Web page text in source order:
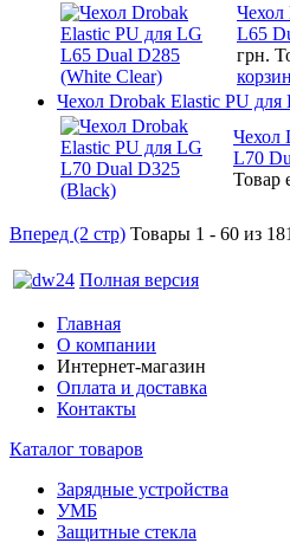
Чехол
L65
грн.
Чехол Drobak Elastic PU
Чехол
L70
Товар
Вперед (2 стр) Товары 1 - 60 из 181
Полная версия
Главная
О компании
Интернет-магазин
Оплата и доставка
Контакты
Каталог товаров
Зарядные устройства
УМБ
Защитные стекла